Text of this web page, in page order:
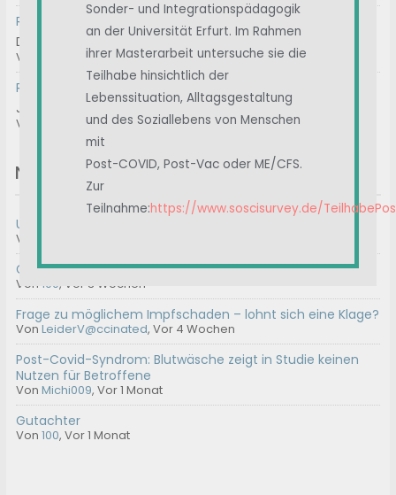
RE: Chargen-Nummer
Das können wir machen.
Von , Vor 3 Wochen
RE: Immunglobuline / IvIg
Januar 2025 A review of intravenous immunoglobulin in...
Von , Vor 1 Monat
Neue Themen
Umfrage || Unterstützt Carolin
Von
Geeignete Gutachter für ME/CFS
Von 100, Vor 3 Wochen
Frage zu möglichem Impfschaden – lohnt sich eine Klage?
VonLeiderV@ccinated,Vor 4 Wochen
Post-Covid-Syndrom: Blutwäsche zeigt in Studie keinen
Nutzen für Betroffene
VonMichi009,Vor 1 Monat
Gutachter
Von100,Vor 1 Monat
Sonder- und Integrationspädagogik
an der Universität Erfurt. Im Rahmen
ihrer Masterarbeit untersuche sie die
Teilhabe hinsichtlich der
Lebenssituation, Alltagsgestaltung
und des Soziallebens von Menschen
mit
Post-COVID, Post-Vac oder ME/CFS.
Zur
Teilnahme:https://www.soscisurvey.de/